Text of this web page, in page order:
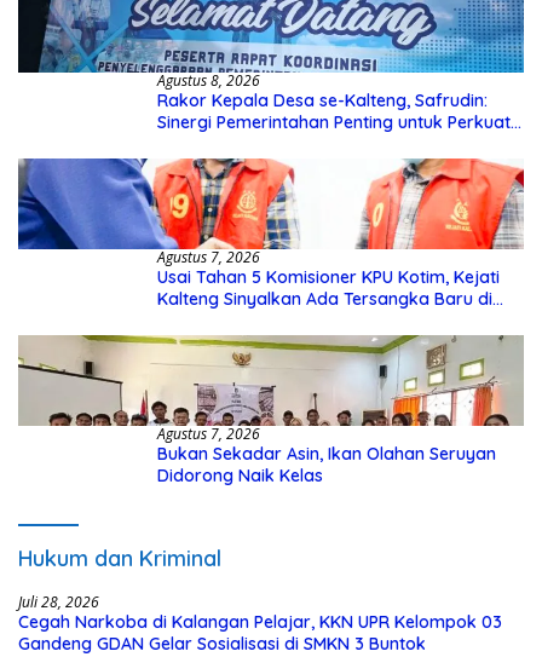
Agustus 8, 2026
Rakor Kepala Desa se-Kalteng, Safrudin:
Sinergi Pemerintahan Penting untuk Perkuat
Agustus 7, 2026
Usai Tahan 5 Komisioner KPU Kotim, Kejati
Kalteng Sinyalkan Ada Tersangka Baru di
Agustus 7, 2026
Bukan Sekadar Asin, Ikan Olahan Seruyan
Didorong Naik Kelas
Hukum dan Kriminal
Juli 28, 2026
Cegah Narkoba di Kalangan Pelajar, KKN UPR Kelompok 03
Gandeng GDAN Gelar Sosialisasi di SMKN 3 Buntok